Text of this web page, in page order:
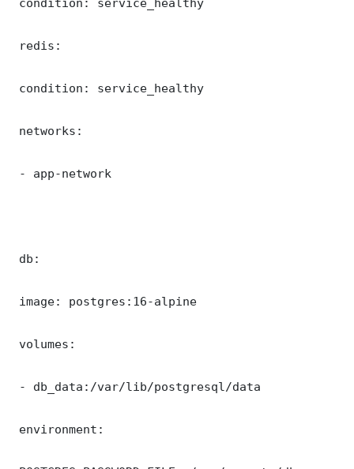
condition: service_healthy
redis:
condition: service_healthy
networks:
- app-network
db:
image: postgres:16-alpine
volumes:
- db_data:/var/lib/postgresql/data
environment: